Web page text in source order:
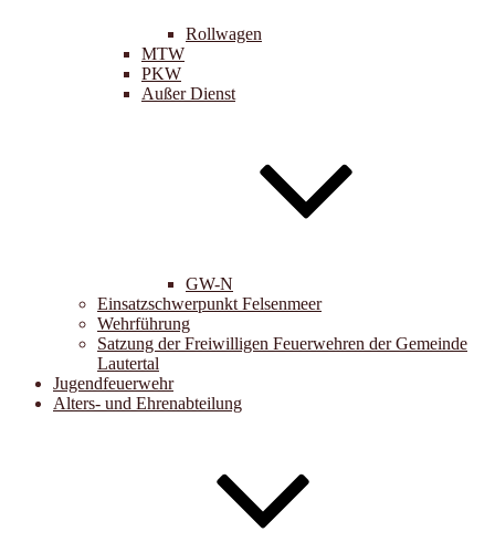
Rollwagen
MTW
PKW
Außer Dienst
GW-N
Einsatzschwerpunkt Felsenmeer
Wehrführung
Satzung der Freiwilligen Feuerwehren der Gemeinde
Lautertal
Jugendfeuerwehr
Alters- und Ehrenabteilung